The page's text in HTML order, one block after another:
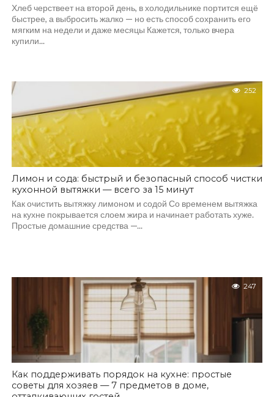
Хлеб черствеет на второй день, в холодильнике портится ещё
быстрее, а выбросить жалко — но есть способ сохранить его
мягким на недели и даже месяцы Кажется, только вчера
купили...
252
Лимон и сода: быстрый и безопасный способ чистки
кухонной вытяжки — всего за 15 минут
Как очистить вытяжку лимоном и содой Со временем вытяжка
на кухне покрывается слоем жира и начинает работать хуже.
Простые домашние средства —...
247
Как поддерживать порядок на кухне: простые
советы для хозяев — 7 предметов в доме,